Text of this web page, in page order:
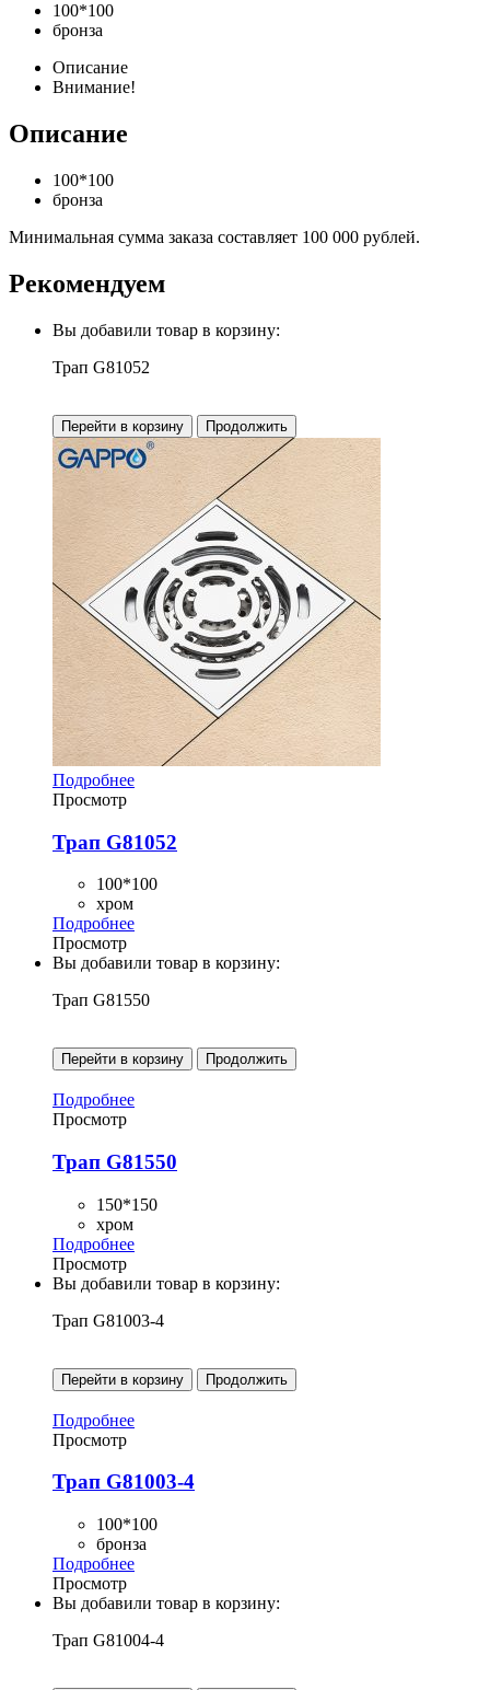
100*100
бронза
Описание
Внимание!
Описание
100*100
бронза
Минимальная сумма заказа составляет 100 000 рублей.
Рекомендуем
Вы добавили товар в корзину:
Трап G81052
Перейти в корзину Продолжить
Подробнее
Просмотр
Трап G81052
100*100
хром
Подробнее
Просмотр
Вы добавили товар в корзину:
Трап G81550
Перейти в корзину Продолжить
Подробнее
Просмотр
Трап G81550
150*150
хром
Подробнее
Просмотр
Вы добавили товар в корзину:
Трап G81003-4
Перейти в корзину Продолжить
Подробнее
Просмотр
Трап G81003-4
100*100
бронза
Подробнее
Просмотр
Вы добавили товар в корзину:
Трап G81004-4